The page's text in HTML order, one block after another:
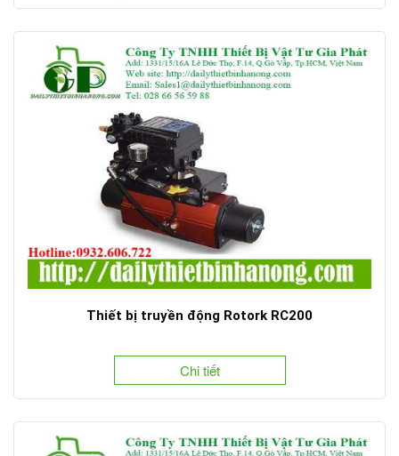
Thiết bị truyền động Rotork RC200
Chi tiết